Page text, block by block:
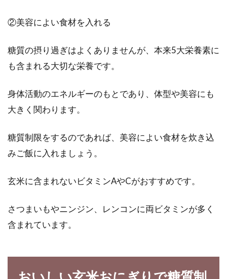
②美容によい食材を入れる
糖質の摂り過ぎはよくありませんが、本来5大栄養素に
も含まれる大切な栄養です。
身体活動のエネルギーのもとであり、体型や美容にも
大きく関わります。
糖質制限をするのであれば、美容によい食材を炊き込
みご飯に入れましょう。
玄米に含まれないビタミンAやCがおすすめです。
さつまいもやニンジン、レンコンに両ビタミンが多く
含まれています。